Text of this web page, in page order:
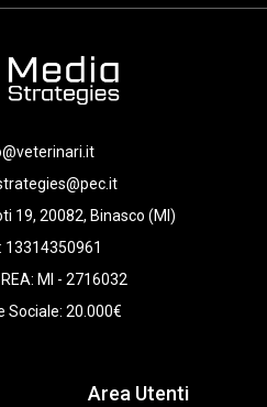
19, 20082, Binasco (MI)
13314350961
MI - 2716032
Sociale: 20.000€
Area Utenti